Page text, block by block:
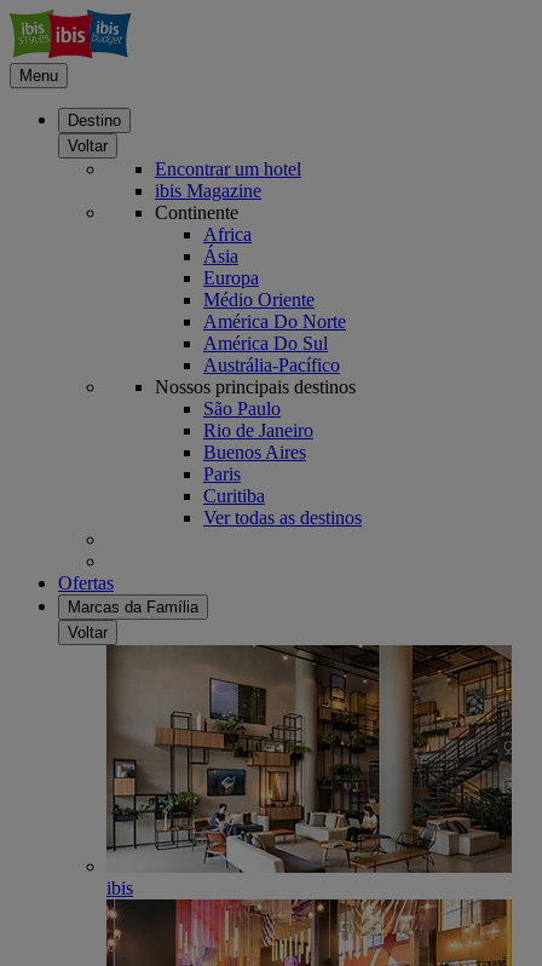
Menu
Destino
Voltar
Encontrar um hotel
ibis Magazine
Continente
Africa
Ásia
Europa
Médio Oriente
América Do Norte
América Do Sul
Austrália-Pacífico
Nossos principais destinos
São Paulo
Rio de Janeiro
Buenos Aires
Paris
Curitiba
Ver todas as destinos
Ofertas
Marcas da Família
Voltar
ibis